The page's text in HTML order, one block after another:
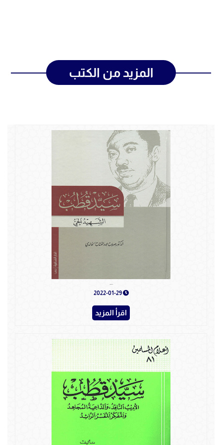
المزيد من الكتب
2022-01-29
اقرأ المزيد